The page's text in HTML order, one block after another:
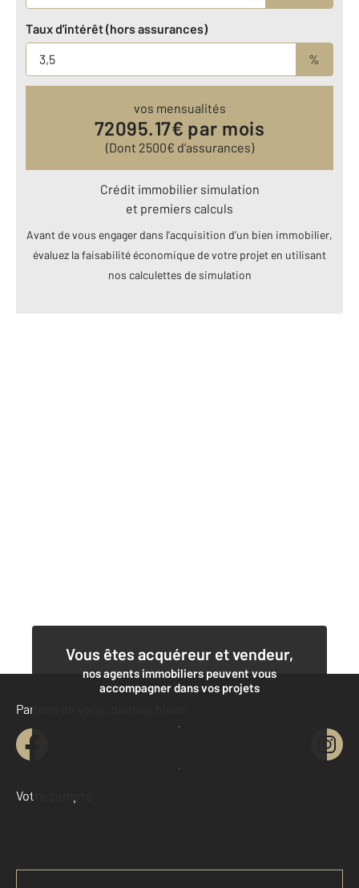
Taux d'intérêt (hors assurances)
%
vos mensualités
72095.17€ par mois
(Dont 2500€ d’assurances)
Crédit immobilier simulation
et premiers calculs
Avant de vous engager dans l’acquisition d’un bien immobilier,
évaluez la faisabilité économique de votre projet en utilisant
nos calculettes de simulation
Vous êtes acquéreur et vendeur,
nos agents immobiliers peuvent vous
accompagner dans vos projets
Contacter l'agence
Demander une estimation
Parlons de vous, parlons biens
Votre compte :
Accéder à mon compte